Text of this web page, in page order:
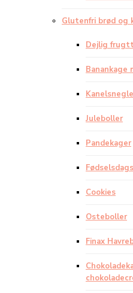
Glutenfri brød og
Dejlig
Banankage
Kanelsnegle
Juleboller
Pandekager
Cookies
Osteboller
Finax